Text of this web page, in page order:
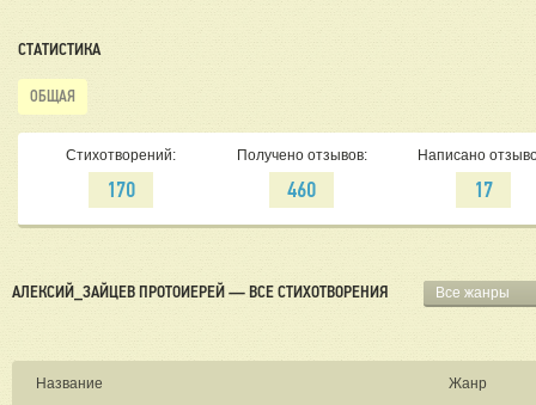
СТАТИСТИКА
ОБЩАЯ
Стихотворений:
170
Получено отзывов:
460
Написано
17
АЛЕКСИЙ_ЗАЙЦЕВ ПРОТОИЕРЕЙ — ВСЕ СТИХОТВОРЕНИЯ Все жанры
Название Жанр